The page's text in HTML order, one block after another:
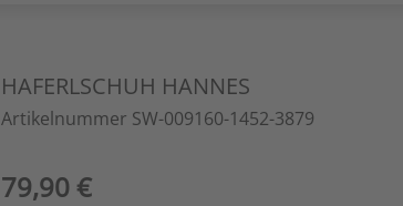
HAFERLSCHUH HANNES
Artikelnummer SW-009160-1452-3879
79,90 €